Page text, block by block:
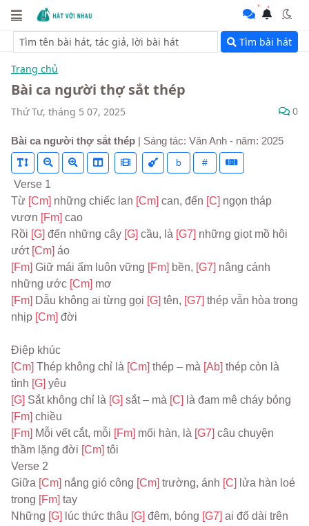
Tìm bài hát
Trang chủ
Bài ca người thợ sắt thép
Thứ Tư, tháng 5 07, 2025 0
Bài ca người thợ sắt thép | Sáng tác: Văn Anh - năm: 2025
b #
Verse 1
Từ [Cm] những chiếc lan [Cm] can, đến [C] ngọn tháp
vươn [Fm] cao
Rồi [G] đến những cây [G] cầu, là [G7] những giọt mồ hôi
ướt [Cm] áo
[Fm] Giữ mái ấm luôn vững [Fm] bền, [G7] nâng cánh
những ước [Cm] mơ
[Fm] Dẫu không ai từng gọi [G] tên, [G7] thép vẫn hòa trong
nhịp [Cm] đời
Điệp khúc
[Cm] Thép không chỉ là [Cm] thép – mà [Ab] thép còn là
tình [G] yêu
[G] Sắt không chỉ là [G] sắt – mà [C]
[Fm] chiều
[Fm] Mỗi vết cắt, mỗi [Fm] mối hàn, là [G7] câu chuyện
thầm lặng đời [Cm] tôi
Verse 2
Giữa [Cm] nắng gió công [Cm] trường, ánh [C]
lửa hàn loé
trong [Fm] tay
Những [G] lúc thức thâu [G] đêm, bóng [G7] ai đổ dài trên